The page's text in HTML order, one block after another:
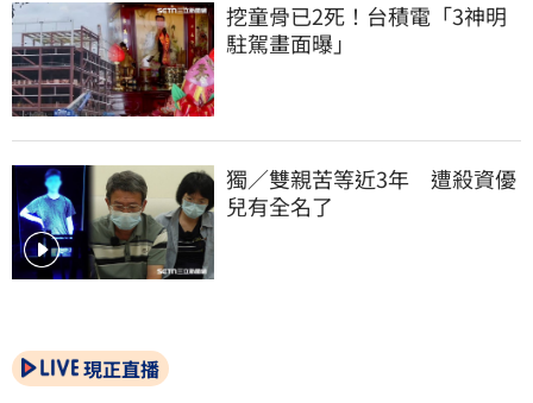
挖童骨已2死！台積電「3神明
駐駕畫面曝」
獨／雙親苦等近3年　遭殺資優
兒有全名了
現正直播